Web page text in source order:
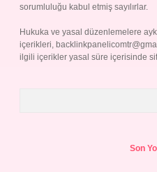
sorumluluğu kabul etmiş sayılırlar.
Hukuka ve yasal düzenlemelere
içerikleri,
ilgili içerikler yasal süre içerisinde
Son